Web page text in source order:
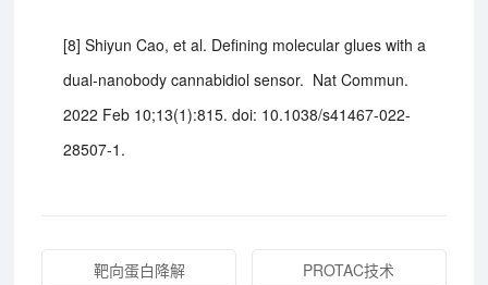
[8] Shiyun Cao, et al. Defining molecular glues with a
dual-nanobody cannabidiol sensor. Nat Commun.
2022 Feb 10;13(1):815. doi: 10.1038/s41467-022-
28507-1.
靶向蛋白降解 PROTAC技术